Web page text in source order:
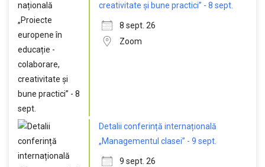
creativitate și bune practici” - 8 sept.
8 sept. 26
Zoom
Detalii conferință internațională
„Managementul clasei” - 9 sept.
9 sept. 26